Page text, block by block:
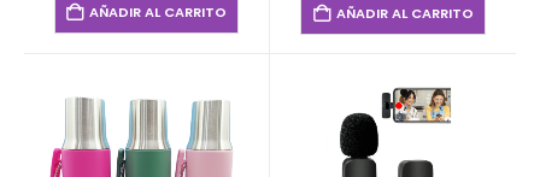
AÑADIR AL CARRITO AÑADIR AL CARRITO